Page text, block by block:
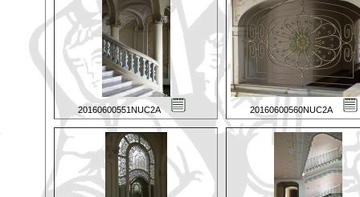
20160600551NUC2A 20160600560NUC2A